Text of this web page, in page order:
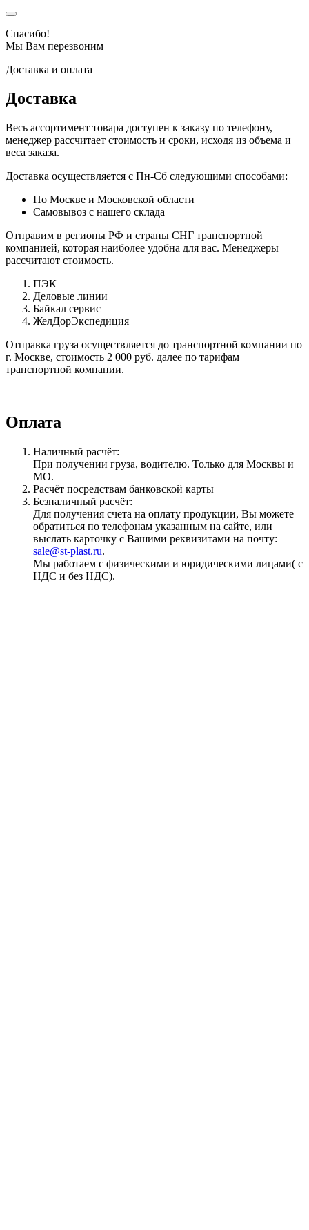
Спасибо!
Мы Вам перезвоним
Доставка и оплата
Доставка
Весь ассортимент товара доступен к заказу по телефону,
менеджер рассчитает стоимость и сроки, исходя из объема и
веса заказа.
Доставка осуществляется с Пн-Сб следующими способами:
По Москве и Московской области
Самовывоз с нашего склада
Отправим в регионы РФ и страны СНГ транспортной
компанией, которая наиболее удобна для вас. Менеджеры
рассчитают стоимость.
ПЭК
Деловые линии
Байкал сервис
ЖелДорЭкспедиция
Отправка груза осуществляется до транспортной компании по
г. Москве, стоимость 2 000 руб. далее по тарифам
транспортной компании.
Оплата
Наличный расчёт:
При получении груза, водителю. Только для Москвы и
МО.
Расчёт посредствам банковской карты
Безналичный расчёт:
Для получения счета на оплату продукции, Вы можете
обратиться по телефонам указанным на сайте, или
выслать карточку с Вашими реквизитами на почту:
sale@st-plast.ru.
Мы работаем с физическими и юридическими лицами( с
НДС и без НДС).